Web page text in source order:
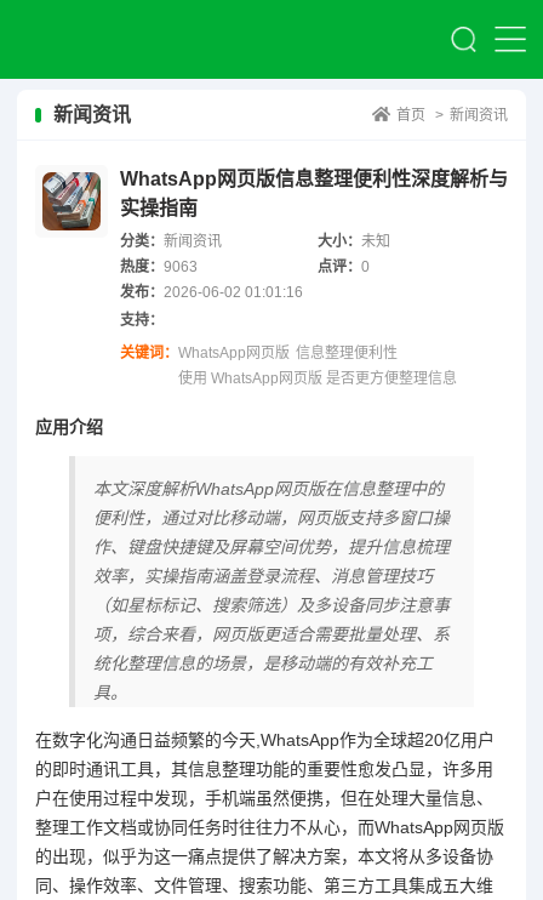
新闻资讯 首页 > 新闻资讯
WhatsApp网页版信息整理便利性深度解析与
实操指南
分类： 新闻资讯 大小：未知
热度： 9063 点评：0
发布： 2026-06-02 01:01:16
支持：
关键词： WhatsApp网页版 信息整理便利性
使用 WhatsApp网页版 是否更方便整理信息
应用介绍
本文深度解析WhatsApp网页版在信息整理中的
便利性，通过对比移动端，网页版支持多窗口操
作、键盘快捷键及屏幕空间优势，提升信息梳理
效率，实操指南涵盖登录流程、消息管理技巧
（如星标标记、搜索筛选）及多设备同步注意事
项，综合来看，网页版更适合需要批量处理、系
统化整理信息的场景，是移动端的有效补充工
具。
在数字化沟通日益频繁的今天,WhatsApp作为全球超20亿用户
的即时通讯工具，其信息整理功能的重要性愈发凸显，许多用
户在使用过程中发现，手机端虽然便携，但在处理大量信息、
整理工作文档或协同任务时往往力不从心，而WhatsApp网页版
的出现，似乎为这一痛点提供了解决方案，本文将从多设备协
同、操作效率、文件管理、搜索功能、第三方工具集成五大维